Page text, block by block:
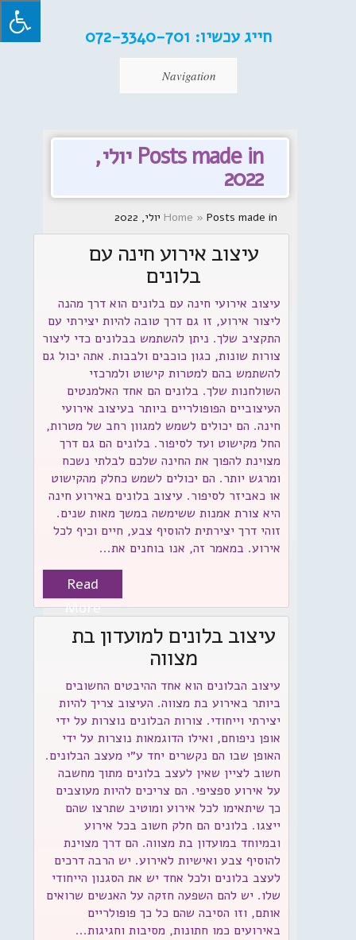
חייג עכשיו:
Navigation
Posts made in יולי,
2022
Home » Posts made in יולי, 2022
עיצוב אירוע חינה עם
בלונים
עיצוב אירועי חינה עם בלונים הוא דרך מהנה
ליצור אירוע, זו גם דרך טובה להיות יצירתי עם
התקציב שלך. ניתן להשתמש בבלונים כדי ליצור
צורות שונות, כגון כוכבים ולבבות. אתה יכול גם
להשתמש בהם למטרות קישוט ולמרכזי
השולחנות שלך. בלונים הם אחד האלמנטים
העיצוביים הפופולריים ביותר בעיצוב אירועי
חינה. הם יכולים לשמש למגוון רחב של מטרות,
החל מקישוט ועד לסיפור. בלונים הם גם דרך
מצוינת להפוך את החינה שלכם לבלתי נשכח
ומרגש יותר. הם יכולים לשמש כחלק מהקישוט
או כאביזר לסיפור. עיצוב בלונים באירוע חינה
היא צורת אמנות ששימשה במשך מאות שנים.
זוהי דרך יצירתית להוסיף צבע, חיים וכיף לכל
אירוע. במאמר זה, אנו בוחנים את...
Read
More
עיצוב בלונים למועדון בת
מצווה
עיצוב הבלונים הוא אחד ההיבטים החשובים
ביותר באירוע בת מצווה. העיצוב צריך להיות
יצירתי וייחודי. צורות הבלונים נוצרות על ידי
אופן ניפוחם, ואילו הדוגמאות נוצרות על ידי
האופן שבו הם נקשרים יחד ע״י מעצב הבלונים.
חשוב לציין שאין לעצב בלונים מתוך מחשבה
על אירוע ספציפי. הם צריכים להיות מעוצבים
כך שיתאימו לכל אירוע ומוטיב שתרצו שהם
ייצגו. בלונים הם חלק חשוב בכל אירוע
ובמיוחד במועדון בת מצווה. הם דרך מצוינת
להוסיף צבע ואישיות לאירוע. יש הרבה דרכים
לעצב בלונים ולכל אחד יש את הסגנון הייחודי
שלו. יש להם השפעה חזקה על האנשים שרואים
אותם, וזו הסיבה שהם כל כך פופולריים
באירועים כמו חתונות, מסיבות וחגיגות...